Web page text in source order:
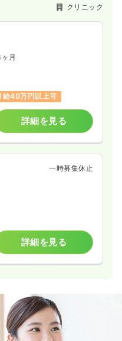
クリニック
月
給40万円以上可
詳細を見る
一時募集休止
詳細を見る